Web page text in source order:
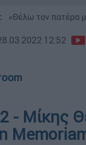
«Θέλω τον πατέρα
12:52
- Μίκης